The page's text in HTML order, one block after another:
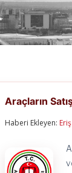
Araçların
Haberi Ekleyen: